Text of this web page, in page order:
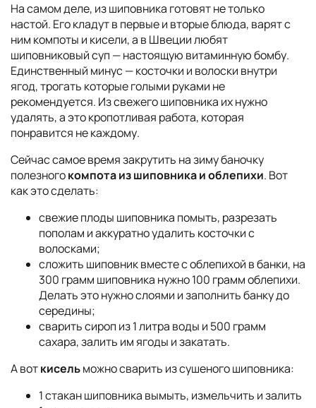
На самом деле, из шиповника готовят не только
настой. Его кладут в первые и вторые блюда, варят с
ним компоты и кисели, а в Швеции любят
шиповниковый суп — настоящую витаминную бомбу.
Единственный минус — косточки и волоски внутри
ягод, трогать которые голыми руками не
рекомендуется. Из свежего шиповника их нужно
удалять, а это кропотливая работа, которая
понравится не каждому.
Сейчас самое время закрутить на зиму баночку
полезногокомпота из шиповника и облепихи. Вот
как это сделать:
свежие плоды шиповника помыть, разрезать
пополам и аккуратно удалить косточки с
волосками;
сложить шиповник вместе с облепихой в банки, на
300 грамм шиповника нужно 100 грамм облепихи.
Делать это нужно слоями и заполнить банку до
середины;
сварить сироп из 1 литра воды и 500 грамм
сахара, залить им ягоды и закатать.
А воткисельможно сварить из сушеного шиповника:
1 стакан шиповника вымыть, измельчить и залить